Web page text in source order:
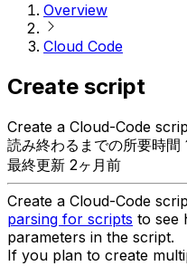
Overview
Cloud Code
Create script
Create a Cloud-Code
読み終わるまでの所要時間
最終更新 2ヶ月前
Create a Cloud-Code
parsing for scripts to see
parameters in the script.
If you plan to create